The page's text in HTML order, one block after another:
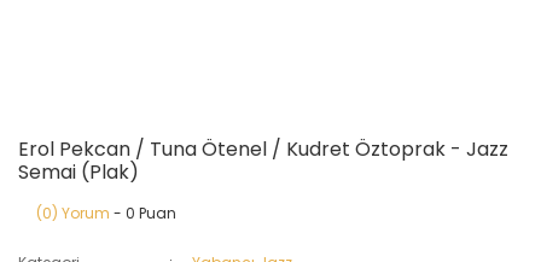
Erol Pekcan / Tuna Ötenel / Kudret Öztoprak - Jazz
Semai (Plak)
(0) Yorum - 0 Puan